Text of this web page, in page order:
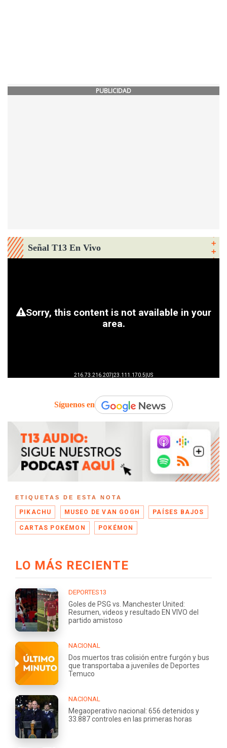
PUBLICIDAD
Señal T13 En Vivo
Síguenos en
ETIQUETAS DE ESTA NOTA
PIKACHU MUSEO DE VAN GOGH PAÍSES BAJOS
CARTAS POKÉMON POKÉMON
LO MÁS RECIENTE
DEPORTES13
Goles de PSG vs. Manchester United:
Resumen, videos y resultado EN VIVO del
partido amistoso
NACIONAL
Dos muertos tras colisión entre furgón y bus
que transportaba a juveniles de Deportes
Temuco
NACIONAL
Megaoperativo nacional: 656 detenidos y
33.887 controles en las primeras horas